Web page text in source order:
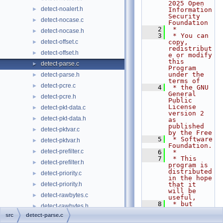
► detect-noalert.h
► detect-nocase.c
► detect-nocase.h
► detect-offset.c
► detect-offset.h
► detect-parse.c
► detect-parse.h
► detect-pcre.c
► detect-pcre.h
► detect-pkt-data.c
► detect-pkt-data.h
► detect-pktvar.c
► detect-pktvar.h
► detect-prefilter.c
► detect-prefilter.h
► detect-priority.c
► detect-priority.h
► detect-rawbytes.c
► detect-rawbytes.h
► detect-reference.c
2025 Open
Information
Security
Foundation
    2
*
    3
* You can
copy,
redistribut
e or modify
this
Program
under the
terms of
    4
* the GNU
General
Public
License
version 2
as
published
by the Free
    5
* Software
Foundation.
    6
*
    7
* This
program is
distributed
in the hope
that it
will be
useful,
    8
* but
src detect-parse.c